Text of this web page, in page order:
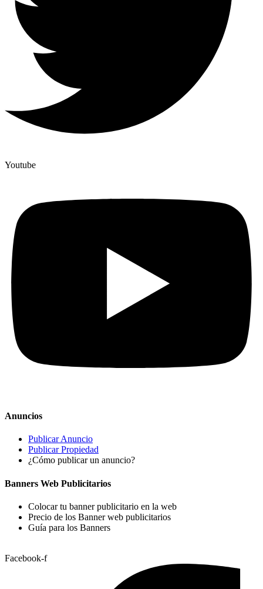
Youtube
Anuncios
Publicar Anuncio
Publicar Propiedad
¿Cómo publicar un anuncio?
Banners Web Publicitarios
Colocar tu banner publicitario en la web
Precio de los Banner web publicitarios
Guía para los Banners
Facebook-f